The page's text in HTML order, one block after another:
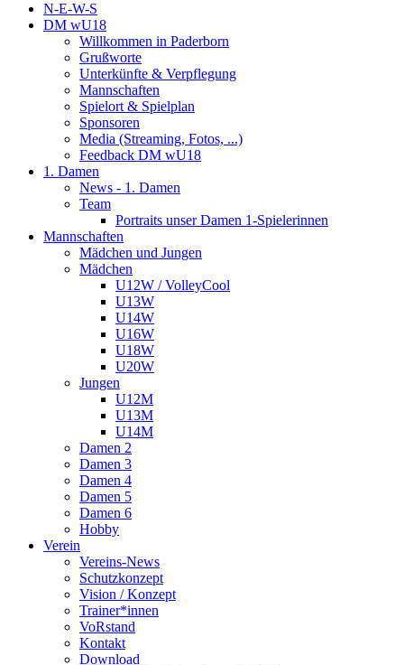
N-E-W-S
DM wU18
Willkommen in Paderborn
Grußworte
Unterkünfte & Verpflegung
Mannschaften
Spielort & Spielplan
Sponsoren
Media (Streaming, Fotos, ...)
Feedback DM wU18
1. Damen
News - 1. Damen
Team
Portraits unser Damen 1-Spielerinnen
Mannschaften
Mädchen und Jungen
Mädchen
U12W / VolleyCool
U13W
U14W
U16W
U18W
U20W
Jungen
U12M
U13M
U14M
Damen 2
Damen 3
Damen 4
Damen 5
Damen 6
Hobby
Verein
Vereins-News
Schutzkonzept
Vision / Konzept
Trainer*innen
VoRstand
Kontakt
Download